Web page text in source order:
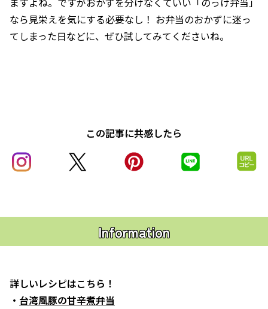
なら見栄えを気にする必要なし！ お弁当のおかずに迷っ
てしまった日などに、ぜひ試してみてくださいね。
この記事に共感したら
Information
詳しいレシピはこちら！
・ 台湾風豚の甘辛煮弁当